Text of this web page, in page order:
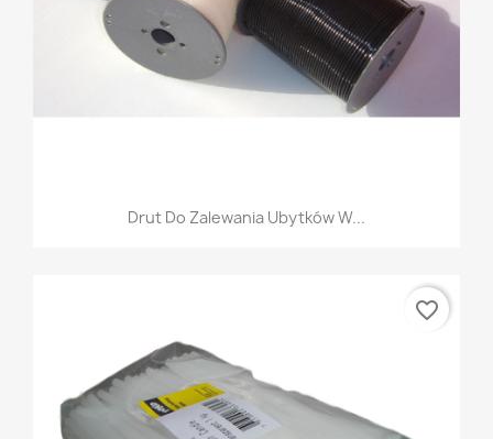
Drut Do Zalewania Ubytków W...
favorite_border